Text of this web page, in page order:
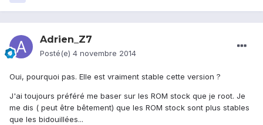
Adrien_Z7
Posté(e) 4 novembre 2014
Oui, pourquoi pas. Elle est vraiment stable cette version ?
J'ai toujours préféré me baser sur les ROM stock que je root. Je
me dis ( peut être bêtement) que les ROM stock sont plus stables
que les bidouillées...